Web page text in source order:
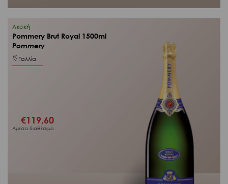
Λευκή
Pommery Brut Royal 1500ml
Pommery
Γαλλία
€119,60
Άμεσα διαθέσιμο